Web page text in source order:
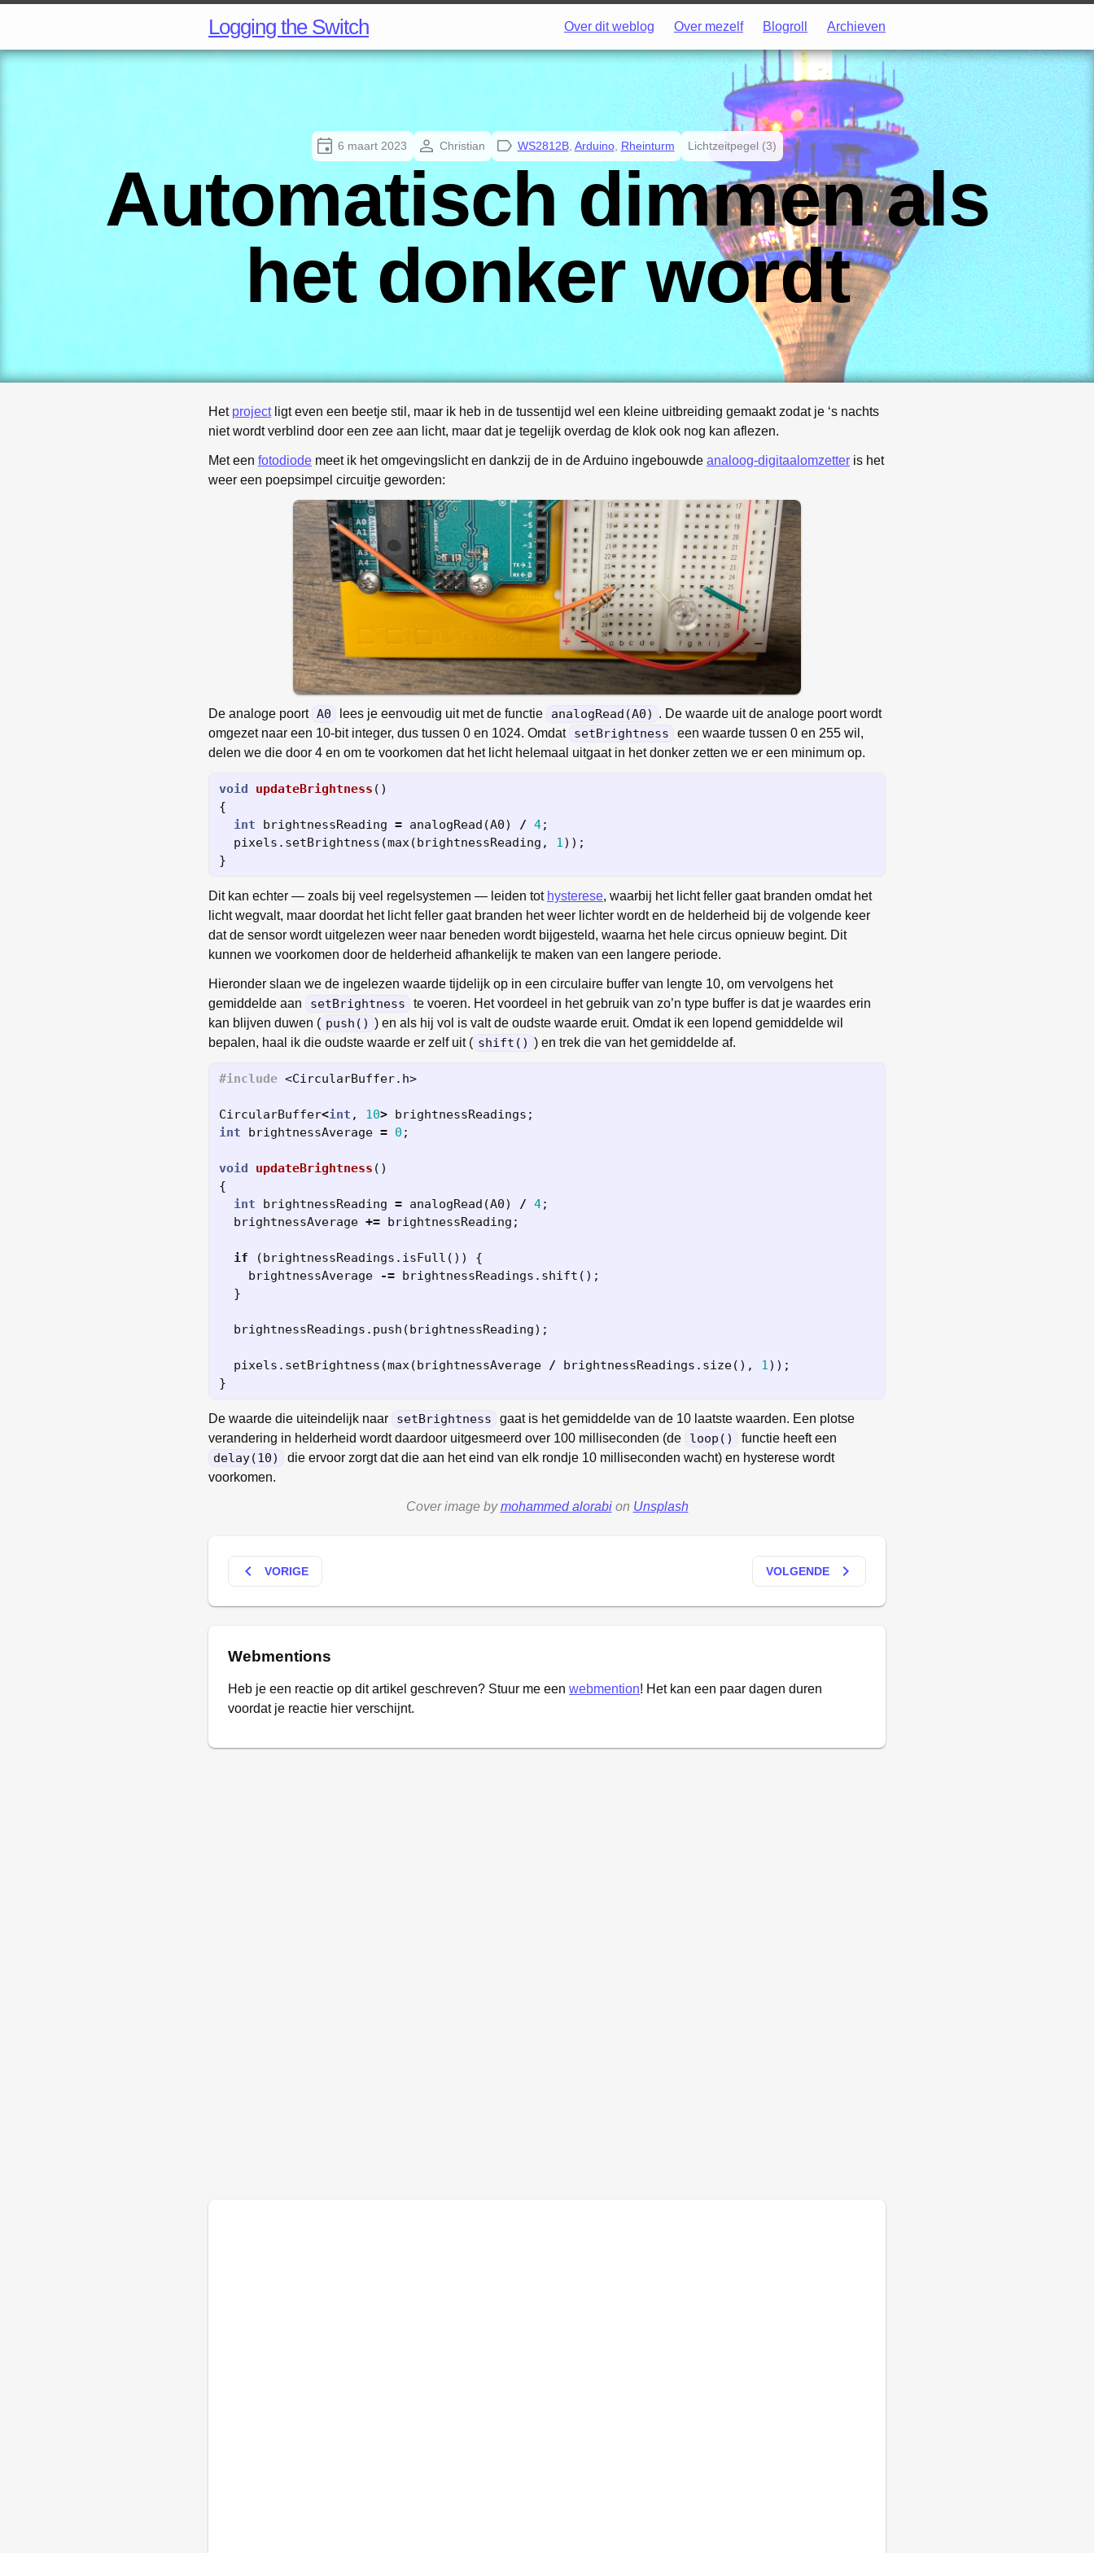
Logging the Switch Over dit weblog Over mezelf Blogroll Archieven
6 maart 2023 Christian WS2812B, Arduino, Rheinturm Lichtzeitpegel (3)
Automatisch dimmen als
het donker wordt
Het projectligt even een beetje stil, maar ik heb in de tussentijd wel een kleine uitbreiding gemaakt zodat je ‘s nachts
niet wordt verblind door een zee aan licht, maar dat je tegelijk overdag de klok ook nog kan aflezen.
Met een fotodiode meet ik het omgevingslicht en dankzij de in de Arduino ingebouwde analoog-digitaalomzetter is het
weer een poepsimpel circuitje geworden:
De analoge poort A0 lees je eenvoudig uit met de functie analogRead(A0) . De waarde uit de analoge poort wordt
omgezet naar een 10-bit integer, dus tussen 0 en 1024. Omdat setBrightness
een waarde tussen 0 en 255 wil,
delen we die door 4 en om te voorkomen dat het licht helemaal uitgaat in het donker zetten we er een minimum op.
void updateBrightness ()
{
int
brightnessReading = analogRead (A0) / 4;
pixels . setBrightness (max( brightnessReading , 1));
}
Dit kan echter — zoals bij veel regelsystemen — leiden tot hysterese, waarbij het licht feller gaat branden omdat het
licht wegvalt, maar doordat het licht feller gaat branden het weer lichter wordt en de helderheid bij de volgende keer
dat de sensor wordt uitgelezen weer naar beneden wordt bijgesteld, waarna het hele circus opnieuw begint. Dit
kunnen we voorkomen door de helderheid afhankelijk te maken van een langere periode.
Hieronder slaan we de ingelezen waarde tijdelijk op in een circulaire buffer van lengte 10, om vervolgens het
gemiddelde aan
setBrightness
te voeren. Het voordeel in het gebruik van zo’n type buffer is dat je waardes erin
kan blijven duwen ( push() ) en als hij vol is valt de oudste waarde eruit. Omdat ik een lopend gemiddelde wil
bepalen, haal ik die oudste waarde er zelf uit ( shift() ) en trek die van het gemiddelde af.
#include <CircularBuffer.h>
CircularBuffer<int , 10> brightnessReadings ;
int
brightnessAverage = 0 ;
void updateBrightness ()
{
int
brightnessReading = analogRead (A0) / 4;
brightnessAverage += brightnessReading ;
if ( brightnessReadings . isFull ())
{
brightnessAverage
-= brightnessReadings . shift ();
}
brightnessReadings . push ( brightnessReading);
pixels . setBrightness (max( brightnessAverage / brightnessReadings . size(), 1));
}
De waarde die uiteindelijk naar setBrightness
gaat is het gemiddelde van de 10 laatste waarden. Een plotse
verandering in helderheid wordt daardoor uitgesmeerd over 100 milliseconden (de
loop() functie heeft een
delay(10)
die ervoor zorgt dat die aan het eind van elk rondje 10 milliseconden wacht) en hysterese wordt
voorkomen.
Cover image bymohammed alorabion Unsplash
keyboard_arrow_left VORIGE VOLGENDE keyboard_arrow_right
Webmentions
Heb je een reactie op dit artikel geschreven? Stuur me een webmention! Het kan een paar dagen duren
voordat je reactie hier verschijnt.